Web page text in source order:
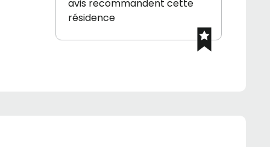
avis recommandent cette
résidence